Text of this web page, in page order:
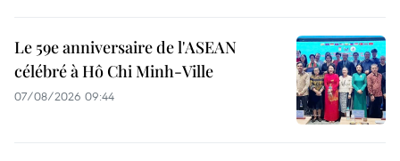
Le 59e anniversaire de l'ASEAN
célébré à Hô Chi Minh-Ville
07/08/2026 09:44